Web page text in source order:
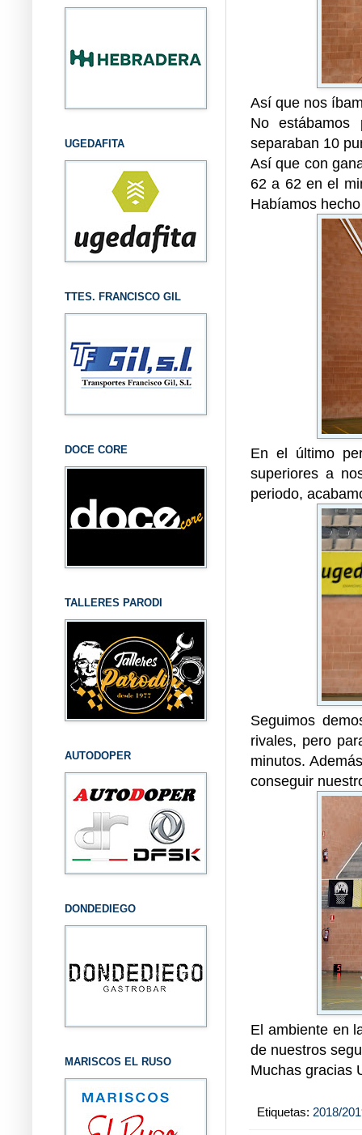
Así que nos
No
separaban 10
Así que con
62 a 62 en el
Habíamos
En el último
superiores a
periodo,
Seguimos
rivales, pero
minutos.
conseguir
El ambiente en
de nuestros
Muchas gracias
Etiquetas: 2018/
UGEDAFITA
TTES. FRANCISCO GIL
DOCE CORE
TALLERES PARODI
AUTODOPER
DONDEDIEGO
MARISCOS EL RUSO